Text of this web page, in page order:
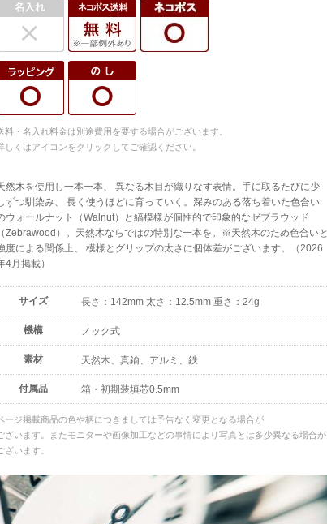
料・名入れ料金は別途費用を要する場合がございます。
しくはアイコンをクリックしてご確認ください。
然木を使用し一本一本、 異なる木目が織りなす表情。手に取るたびに少
ずつ馴染み、 長く使うほどに育っていく。深みのある落ち着いた色合い
ウォールナット（Walnut）と縞模様が個性的で印象的なゼブラウッド
（Zebrawood）。天然木ならではの特別な一本を。※天然木のため色合いと
度による関係上、 模様とグリップの太さに個体差がございます。（2026
4月掲載）
サイズ 長さ：142mm 太さ：12.5mm 重さ：24g
機構 ノック式
素材 天然木、真鍮、アルミ、鉄
付属品 箱・初期装填芯0.5mm
ージ掲載商品の色や柄につきましては予告なく変更となる場合が
ざいます。またモニターや画像加工などの事情により写真とは多少異なる場合が
ざいます。